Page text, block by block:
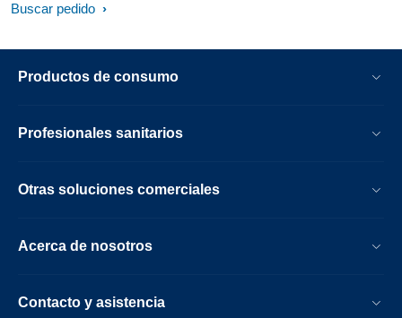
Buscar pedido
Productos de consumo
Profesionales sanitarios
Otras soluciones comerciales
Acerca de nosotros
Contacto y asistencia